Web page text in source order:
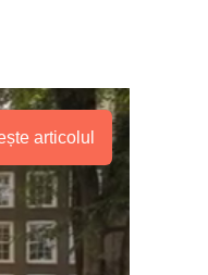
articolul